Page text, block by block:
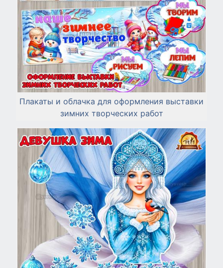
Плакаты и облачка для оформления выставки
зимних творческих работ